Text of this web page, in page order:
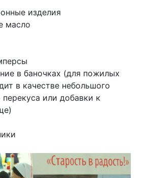
изделия
масло
в баночках (для пожилых
в качестве небольшого
перекуса или добавки к